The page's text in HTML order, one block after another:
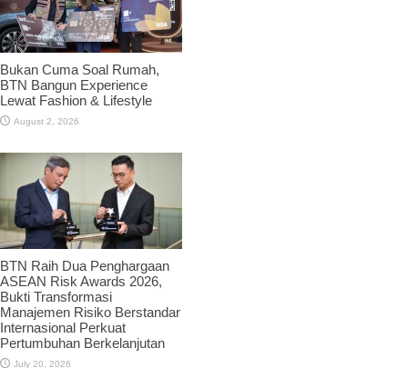
Bukan Cuma Soal Rumah,
BTN Bangun Experience
Lewat Fashion & Lifestyle
August 2, 2026
BTN Raih Dua Penghargaan
ASEAN Risk Awards 2026,
Bukti Transformasi
Manajemen Risiko Berstandar
Internasional Perkuat
Pertumbuhan Berkelanjutan
July 20, 2026